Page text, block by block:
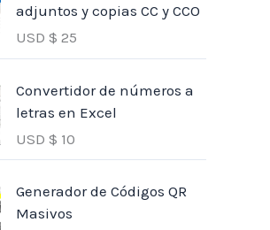
adjuntos y copias CC y CCO
USD $ 25
Convertidor de números a
letras en Excel
USD $ 10
Generador de Códigos QR
Masivos